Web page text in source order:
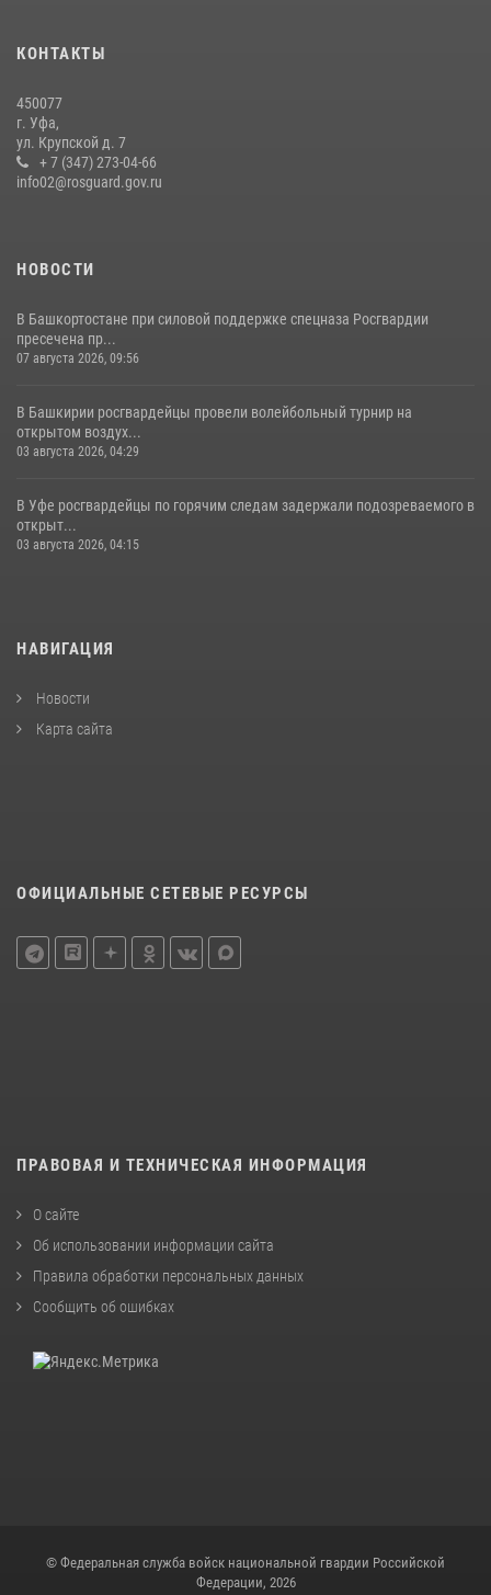
В Уфе росгвардейцы задержали пьяного дебошира, нарушавшего
покой постояльцев хостела
23 июля 2026, 12:25
КОНТАКТЫ
450077
г. Уфа,
ул. Крупской д. 7
+ 7 (347) 273-04-66
info02@rosguard.gov.ru
НОВОСТИ
В Башкортостане при силовой поддержке спецназа Росгвардии
пресечена пр...
07 августа 2026, 09:56
В Башкирии росгвардейцы провели волейбольный турнир на
открытом воздух...
03 августа 2026, 04:29
В Уфе росгвардейцы по горячим следам задержали подозреваемого в
открыт...
03 августа 2026, 04:15
НАВИГАЦИЯ
Новости
Карта сайта
ОФИЦИАЛЬНЫЕ СЕТЕВЫЕ РЕСУРСЫ
ПРАВОВАЯ И ТЕХНИЧЕСКАЯ ИНФОРМАЦИЯ
О сайте
Об использовании информации сайта
Правила обработки персональных данных
Сообщить об ошибках
© Федеральная служба войск национальной гвардии Российской
Федерации, 2026